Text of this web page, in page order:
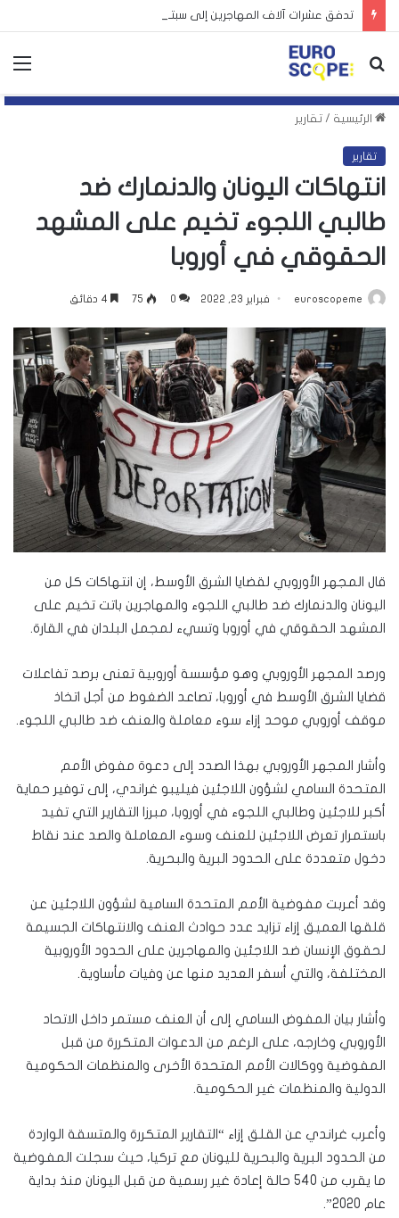
تدفق عشرات آلاف المهاجرين إلى سبتة يكشف انقسام أوروبا
بحث
الرئيسية / تقارير
تقارير
انتهاكات اليونان والدنمارك ضد
طالبي اللجوء تخيم على المشهد
الحقوقي في أوروبا
euroscopeme فبراير 23, 2022 0
75
قال المجهر الأوروبي لقضايا الشرق الأوسط، إن انتهاكات كل من
اليونان والدنمارك ضد طالبي اللجوء والمهاجرين باتت تخيم على
المشهد الحقوقي في أوروبا وتسيء لمجمل البلدان في القارة.
ورصد المجهر الأوروبي وهو مؤسسة أوروبية تعنى برصد تفاعلات
قضايا الشرق الأوسط في أوروبا، تصاعد الضغوط من أجل اتخاذ
موقف أوروبي موحد إزاء سوء معاملة والعنف ضد طالبي اللجوء.
وأشار المجهر الأوروبي بهذا الصدد إلى دعوة مفوض الأمم
المتحدة السامي لشؤون اللاجئين فيليبو غراندي، إلى توفير حماية
أكبر للاجئين وطالبي اللجوء في أوروبا، مبرزا التقارير التي تفيد
باستمرار تعرض اللاجئين للعنف وسوء المعاملة والصد عند نقاط
دخول متعددة على الحدود البرية والبحرية.
وقد أعربت مفوضية الأمم المتحدة السامية لشؤون اللاجئين عن
قلقها العميق إزاء تزايد عدد حوادث العنف والانتهاكات الجسيمة
لحقوق الإنسان ضد اللاجئين والمهاجرين على الحدود الأوروبية
المختلفة، والتي أسفر العديد منها عن وفيات مأساوية.
وأشار بيان المفوض السامي إلى أن العنف مستمر داخل الاتحاد
الأوروبي وخارجه، على الرغم من الدعوات المتكررة من قبل
المفوضية ووكالات الأمم المتحدة الأخرى والمنظمات الحكومية
الدولية والمنظمات غير الحكومية.
وأعرب غراندي عن القلق إزاء “التقارير المتكررة والمتسقة الواردة
من الحدود البرية والبحرية لليونان مع تركيا، حيث سجلت المفوضية
ما يقرب من 540 حالة إعادة غير رسمية من قبل اليونان منذ بداية
عام 2020”.